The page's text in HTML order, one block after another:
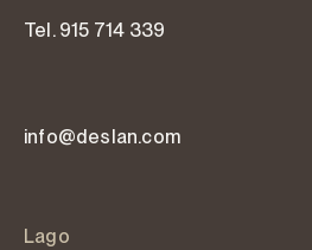
Tel. 915 714 339
info@deslan.com
Lago